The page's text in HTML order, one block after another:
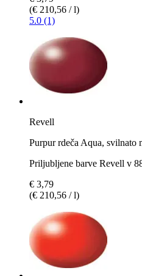
(€ 210,56 / l)
5.0 (1)
Revell
Purpur rdeča Aqua, svilnato
Priljubljene barve Revell v
€ 3,79
(€ 210,56 / l)